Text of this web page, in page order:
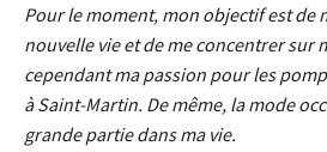
Pour le moment, mon objectif est de
nouvelle vie et de me concentrer sur
cependant ma passion pour les
à Saint-Martin. De même, la mode
grande partie dans ma vie.